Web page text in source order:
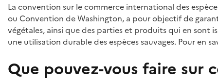
La convention sur le commerce international des
ou Convention de Washington, a pour objectif de
végétales, ainsi que des parties et produits qui en sont
une utilisation durable des espèces sauvages. Pour en
Que pouvez-vous faire sur